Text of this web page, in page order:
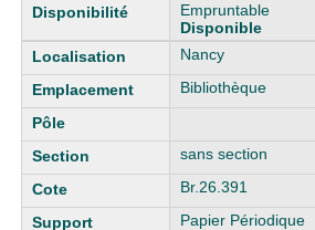
Empruntable
Disponible
Nancy
Bibliothèque
sans section
Br.26.391
Papier Périodique